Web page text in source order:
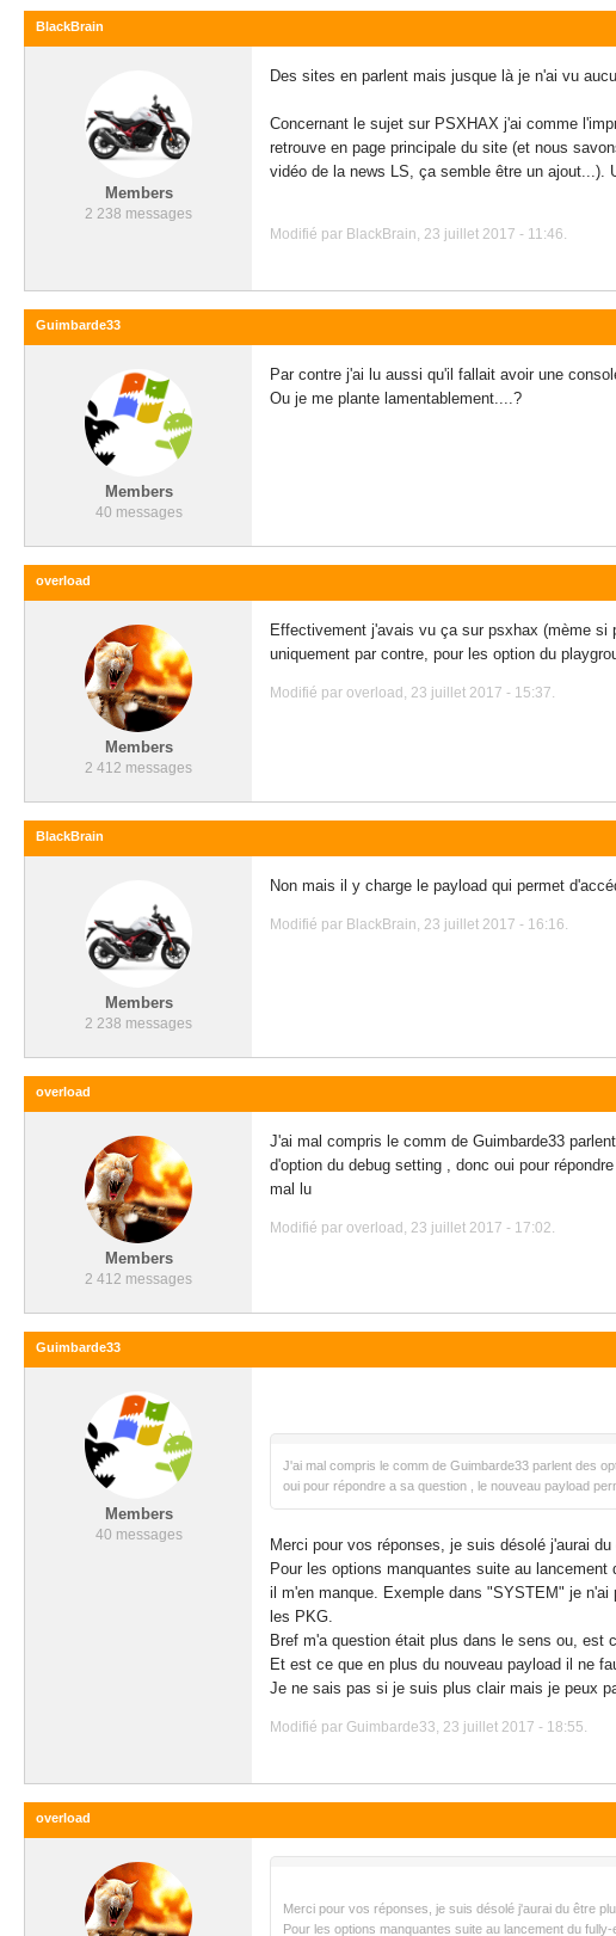
BlackBrain
Members
2 238 messages
Des sites en parlent mais jusque là je n'ai vu
Concernant le sujet sur PSXHAX j'ai comme
retrouve en page principale du site (et nous
vidéo de la news LS, ça semble être un ajout...).
Modifié par BlackBrain, 23 juillet 2017 - 11:46.
Guimbarde33
Members
40 messages
Par contre j'ai lu aussi qu'il fallait avoir une
Ou je me plante lamentablement....?
overload
Members
2 412 messages
Effectivement j'avais vu ça sur psxhax (mème si
uniquement par contre, pour les option du
Modifié par overload, 23 juillet 2017 - 15:37.
BlackBrain
Members
2 238 messages
Non mais il y charge le payload qui permet
Modifié par BlackBrain, 23 juillet 2017 - 16:16.
overload
Members
2 412 messages
J'ai mal compris le comm de Guimbarde33
d'option du debug setting , donc oui pour
mal lu
Modifié par overload, 23 juillet 2017 - 17:02.
Guimbarde33
Members
40 messages
J'ai mal compris le comm de Guimbarde33 parlent des
oui pour répondre a sa question , le nouveau payload
Merci pour vos réponses, je suis désolé j'aurai du
Pour les options manquantes suite au
il m'en manque. Exemple dans "SYSTEM" je
les PKG.
Bref m'a question était plus dans le sens ou, est
Et est ce que en plus du nouveau payload il ne
Je ne sais pas si je suis plus clair mais je peux
Modifié par Guimbarde33, 23 juillet 2017 - 18:55.
overload
Merci pour vos réponses, je suis désolé j'aurai du être
Pour les options manquantes suite au lancement du